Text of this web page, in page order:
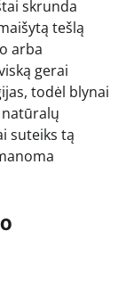
skrunda
tešlą
arba
gerai
todėl blynai
suteiks tą